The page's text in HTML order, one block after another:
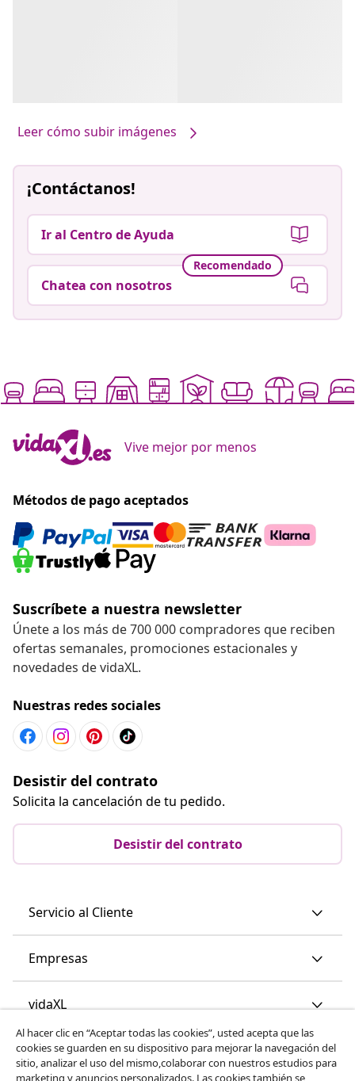
Leer cómo subir imágenes
¡Contáctanos!
Ir al Centro de Ayuda
Recomendado
Chatea con nosotros
Vive mejor por menos
Métodos de pago aceptados
Suscríbete a nuestra newsletter
Únete a los más de 700 000 compradores que reciben
ofertas semanales, promociones estacionales y
novedades de vidaXL.
Nuestras redes sociales
Desistir del contrato
Solicita la cancelación de tu pedido.
Desistir del contrato
Servicio al Cliente
Empresas
vidaXL
Descubre mas
Al hacer clic en “Aceptar todas las cookies”, usted acepta que las
cookies se guarden en su dispositivo para mejorar la navegación del
sitio, analizar el uso del mismo,colaborar con nuestros estudios para
marketing y anuncios personalizados. Las cookies también se